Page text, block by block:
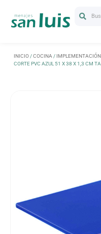
INICIO /COCINA / IMPLEMENTACIÓN
CORTE PVC AZUL 51 X 38 X 1,3 CM